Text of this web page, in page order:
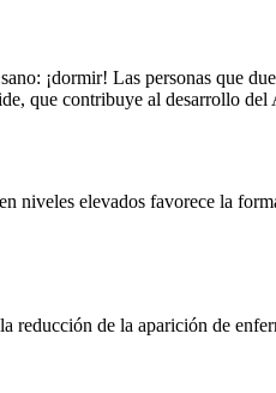
¡dormir! Las personas que
que contribuye al desarrollo del
niveles elevados favorece la
de la aparición de